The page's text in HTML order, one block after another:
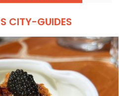
CITY-GUIDES